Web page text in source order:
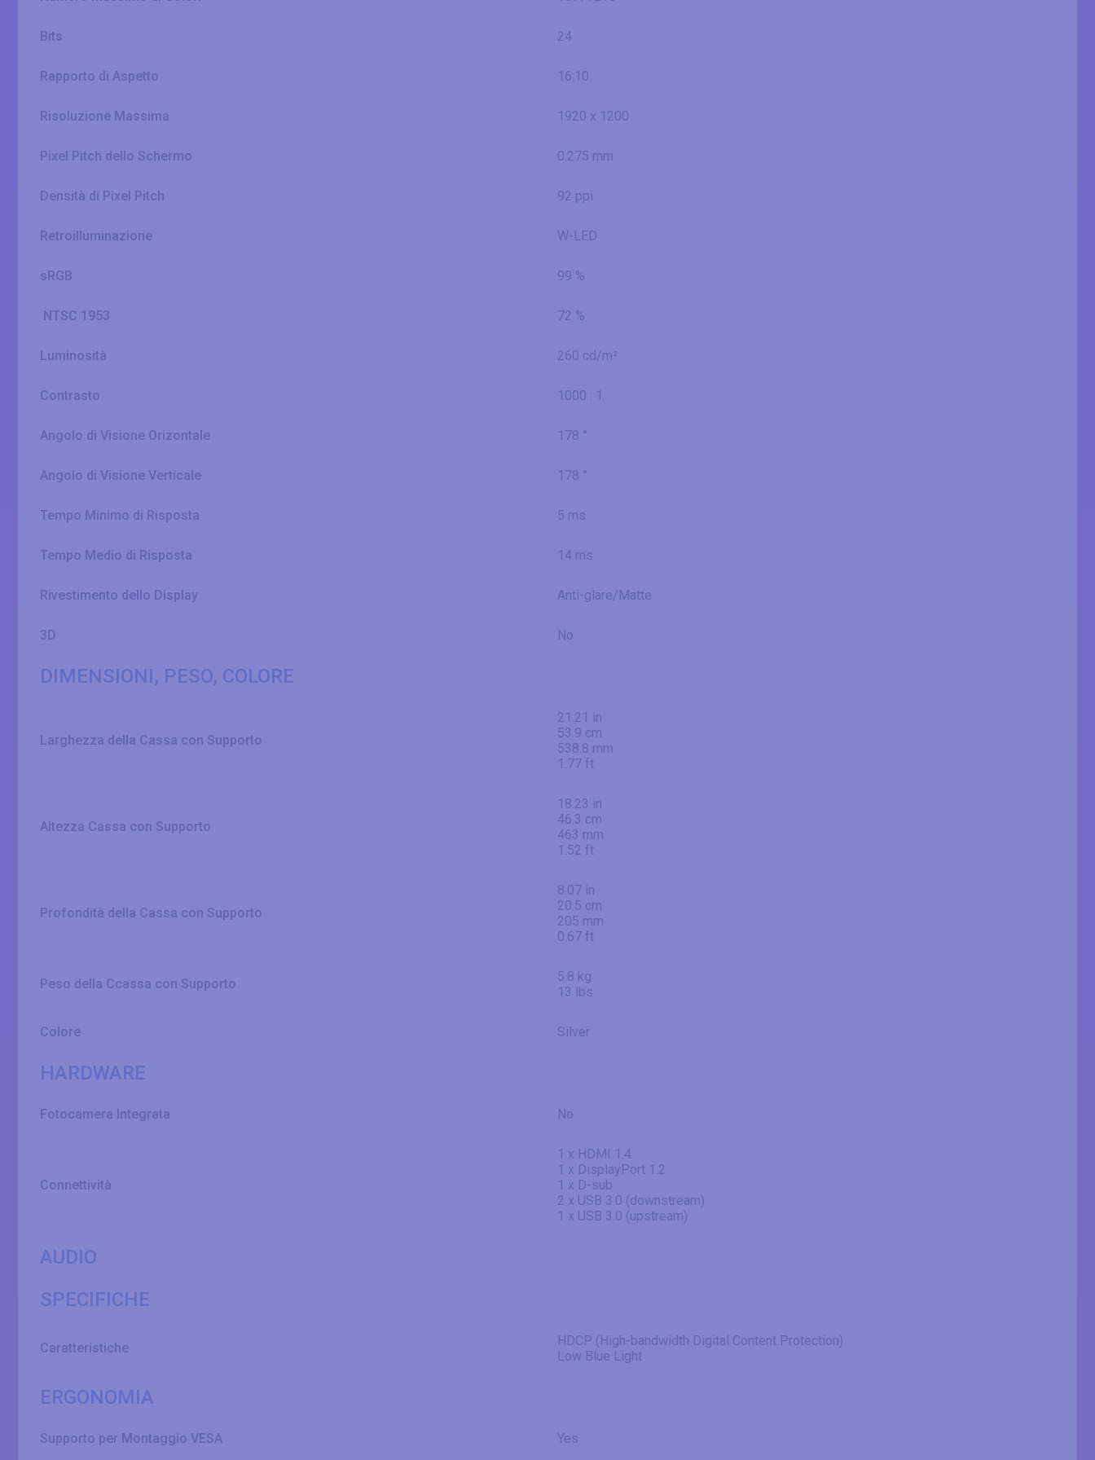
Bits 24
Rapporto di Aspetto 16:10
Risoluzione Massima 1920 x 1200
Pixel Pitch dello Schermo 0.275 mm
Densità di Pixel Pitch 92 ppi
Retroilluminazione W-LED
sRGB 99 %
NTSC 1953 72 %
Luminosità 260 cd/m²
Contrasto 1000 : 1
Angolo di Visione Orizontale 178 °
Angolo di Visione Verticale 178 °
Tempo Minimo di Risposta 5 ms
Tempo Medio di Risposta 14 ms
Rivestimento dello Display Anti-glare/Matte
3D No
DIMENSIONI, PESO, COLORE
Larghezza della Cassa con Supporto
21.21 in
53.9 cm
538.8 mm
1.77 ft
Altezza Cassa con Supporto
18.23 in
46.3 cm
463 mm
1.52 ft
Profondità della Cassa con Supporto
8.07 in
20.5 cm
205 mm
0.67 ft
Peso della Ccassa con Supporto
5.8 kg
13 lbs
Colore Silver
HARDWARE
Fotocamera Integrata No
Connettività
1 x HDMI 1.4
1 x DisplayPort 1.2
1 x D-sub
2 x USB 3.0 (downstream)
1 x USB 3.0 (upstream)
AUDIO
SPECIFICHE
Caratteristiche
HDCP (High-bandwidth Digital Content Protection)
Low Blue Light
ERGONOMIA
Supporto per Montaggio VESA Yes